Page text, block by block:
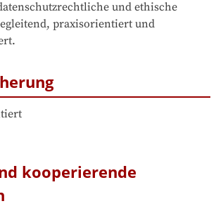
und ethische
praxisorientiert und
kooperierende